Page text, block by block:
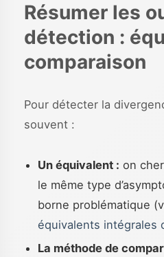
Résumer les
détection :
comparaison
Pour détecter la
souvent :
Un équivalent : on
le même type
borne problématique
équivalents intégrales
La méthode de